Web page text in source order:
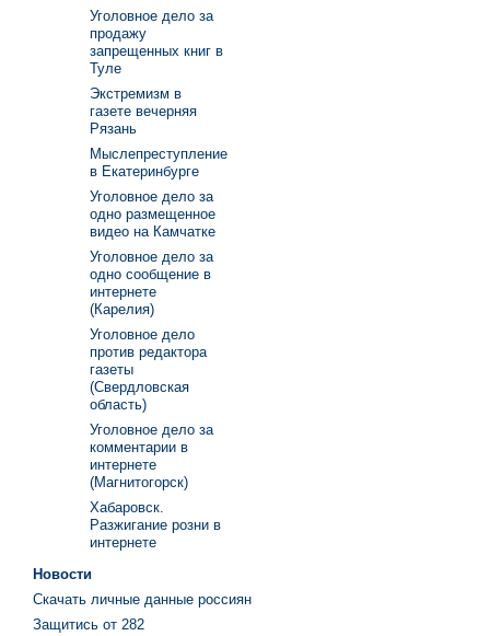
Уголовное дело за
продажу
запрещенных книг в
Туле
Экстремизм в
газете вечерняя
Рязань
Мыслепреступление
в Екатеринбурге
Уголовное дело за
одно размещенное
видео на Камчатке
Уголовное дело за
одно сообщение в
интернете
(Карелия)
Уголовное дело
против редактора
газеты
(Свердловская
область)
Уголовное дело за
комментарии в
интернете
(Магнитогорск)
Хабаровск.
Разжигание розни в
интернете
Новости
Скачать личные данные россиян
Защитись от 282